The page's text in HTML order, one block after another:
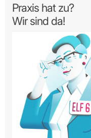
Praxis hat zu?
Wir sind da!